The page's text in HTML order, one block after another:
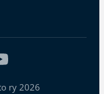
ry 2026